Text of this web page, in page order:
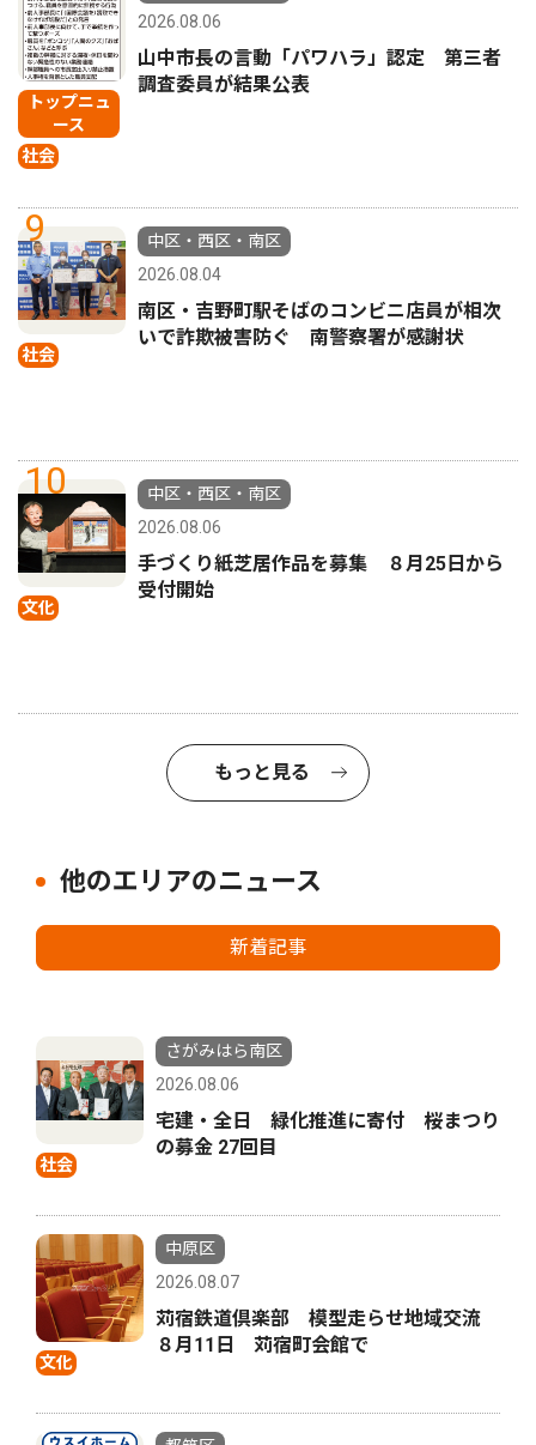
トップニュ
ース
社会
2026.08.06
山中市長の言動「パワハラ」認定 第三者
調査委員が結果公表
9
社会
中区・西区・南区
2026.08.04
南区・吉野町駅そばのコンビニ店員が相次
いで詐欺被害防ぐ 南警察署が感謝状
10
文化
中区・西区・南区
2026.08.06
手づくり紙芝居作品を募集 ８月25日から
受付開始
もっと見る
他のエリアのニュース
新着記事
社会
さがみはら南区
2026.08.06
宅建・全日 緑化推進に寄付 桜まつり
の募金 27回目
文化
中原区
2026.08.07
苅宿鉄道倶楽部 模型走らせ地域交流
８月11日 苅宿町会館で